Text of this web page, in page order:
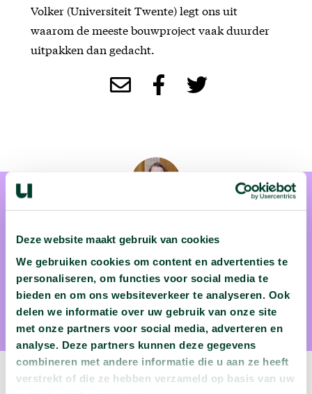
Deze website maakt gebruik van cookies
We gebruiken cookies om content en advertenties te
personaliseren, om functies voor social media te
bieden en om ons websiteverkeer te analyseren. Ook
delen we informatie over uw gebruik van onze site
met onze partners voor social media, adverteren en
analyse. Deze partners kunnen deze gegevens
combineren met andere informatie die u aan ze heeft
verstrekt of die ze hebben verzameld op basis van uw
Volker (Universiteit Twente) legt ons uit
waarom de meeste bouwproject vaak duurder
uitpakken dan gedacht.
Leentje Volker
Leentje Volker is bouwexpert
Volgende video: